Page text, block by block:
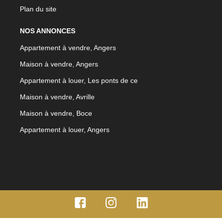
Plan du site
NOS ANNONCES
Appartement à vendre, Angers
Maison à vendre, Angers
Appartement à louer, Les ponts de ce
Maison à vendre, Avrille
Maison à vendre, Boce
Appartement à louer, Angers